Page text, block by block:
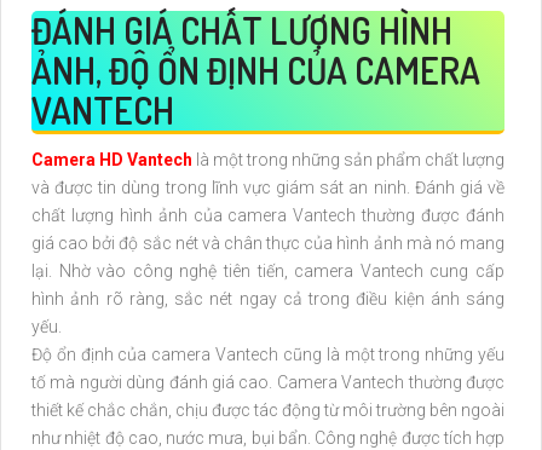
ĐÁNH GIÁ CHẤT LƯỢNG HÌNH
ẢNH, ĐỘ ỔN ĐỊNH CỦA CAMERA
VANTECH
Camera HD Vantech là một trong những sản phẩm chất lượng
và được tin dùng trong lĩnh vực giám sát an ninh. Đánh giá về
chất lượng hình ảnh của camera Vantech thường được đánh
giá cao bởi độ sắc nét và chân thực của hình ảnh mà nó mang
lại. Nhờ vào công nghệ tiên tiến, camera Vantech cung cấp
hình ảnh rõ ràng, sắc nét ngay cả trong điều kiện ánh sáng
yếu.
Độ ổn định của camera Vantech cũng là một trong những yếu
tố mà người dùng đánh giá cao. Camera Vantech thường được
thiết kế chắc chắn, chịu được tác động từ môi trường bên ngoài
như nhiệt độ cao, nước mưa, bụi bẩn. Công nghệ được tích hợp